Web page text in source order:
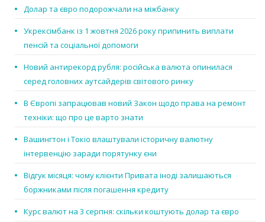
Долар та євро подорожчали на міжбанку
Укрексімбанк із 1 жовтня 2026 року припинить виплати
пенсій та соціальної допомоги
Новий антирекорд рубля: російська валюта опинилася
серед головних аутсайдерів світового ринку
В Європі запрацював новий Закон щодо права на ремонт
техніки: що про це варто знати
Вашингтон і Токіо влаштували історичну валютну
інтервенцію заради порятунку єни
Відгук місяця: чому клієнти Привата іноді залишаються
боржниками після погашення кредиту
Курс валют на 3 серпня: скільки коштують долар та євро